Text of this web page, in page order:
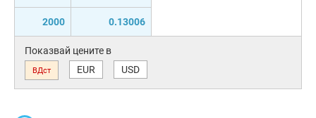
2000 0.13006
Показвай цените в
ВДст EUR USD